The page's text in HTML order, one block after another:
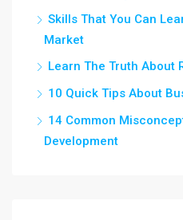
Skills That You Can
Market
Learn The Truth About
10 Quick Tips About
14 Common
Development